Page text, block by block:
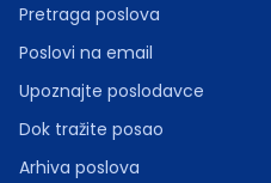
Pretraga poslova
Poslovi na email
Upoznajte poslodavce
Dok tražite posao
Arhiva poslova